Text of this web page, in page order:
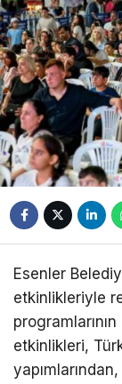
Esenler
etkinlikleriyle
etkinlikleri,